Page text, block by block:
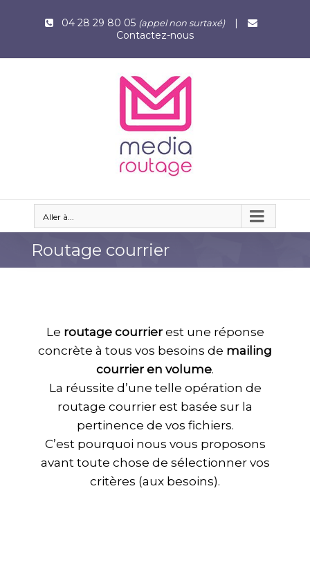
04 28 29 80 05 (appel non surtaxé)
|
Contactez-nous
Aller à...
Routage courrier
Le routage courrierest une réponse
concrète à tous vos besoins de mailing
courrier en volume.
La réussite d’une telle opération de
routage courrier est basée sur la
pertinence de vos fichiers.
C’est pourquoi nous vous proposons
avant toute chose de sélectionner vos
critères (aux besoins).